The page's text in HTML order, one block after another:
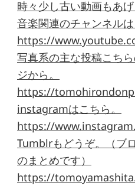
時々少し古い動画もあげ
音楽関連のチャンネルは
https://
写真系の主な投稿こち
ジから。
https://
instagramはこちら。
https://
Tumblrもどうぞ。（ブ
のまとめです）
https://